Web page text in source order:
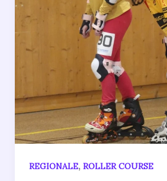
REGIONALE, ROLLER COURSE